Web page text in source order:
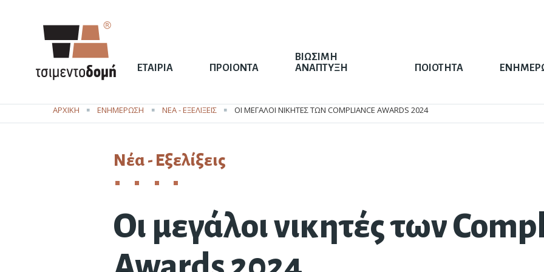
ΕΤΑΙΡΙΑ ΠΡΟΙΟΝΤΑ
Ματονέλα® Πλάκες πεζοδρομίου
ΒΙΩΣΙΜΗ
ΑΝΑΠΤΥΞΗ
Προσβασιμότητα Διαχείριση Υδάτων
ΠΟΙΟΤΗΤΑ
ΑΡΧΙΚΗ ΕΝΗΜΕΡΩΣΗ ΝΈΑ - ΕΞΕΛΊΞΕΙΣ CURRENT:
ΟΙ ΜΕΓΆΛΟΙ ΝΙΚΗΤΈΣ ΤΩΝ COMPLIANCE AWARDS 2024
Νέα - Εξελίξεις
Οι μεγάλοι νικητές των